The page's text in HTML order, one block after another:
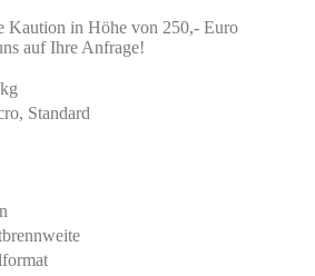
Kaution in Höhe von 250,- Euro
auf Ihre Anfrage!
, Standard